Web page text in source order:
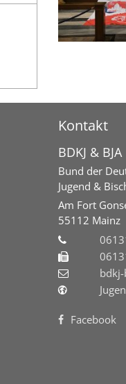
Kontakt
BDKJ & BJA
Bund der
Jugend &
Am Fort
55112 Mainz
Facebook